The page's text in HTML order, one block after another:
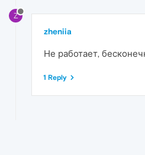
Z
zheniia
Не работает,
1 Reply